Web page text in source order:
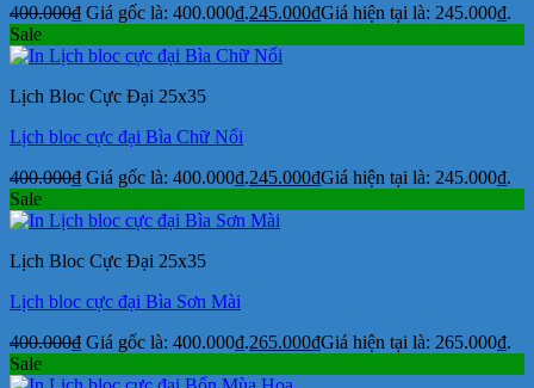
400.000₫ Giá gốc là: 400.000₫.245.000₫Giá hiện tại là: 245.000₫.
Sale
Lịch Bloc Cực Đại 25x35
Lịch bloc cực đại Bìa Chữ Nổi
400.000₫ Giá gốc là: 400.000₫.245.000₫Giá hiện tại là: 245.000₫.
Sale
Lịch Bloc Cực Đại 25x35
Lịch bloc cực đại Bìa Sơn Mài
400.000₫ Giá gốc là: 400.000₫.265.000₫Giá hiện tại là: 265.000₫.
Sale